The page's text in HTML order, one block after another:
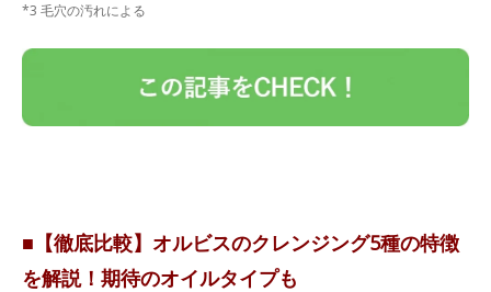
*3 毛穴の汚れによる
■【徹底比較】オルビスのクレンジング5種の特徴
を解説！期待のオイルタイプも